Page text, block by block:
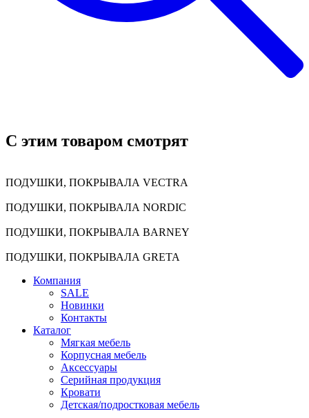
C этим товаром смотрят
ПОДУШКИ, ПОКРЫВАЛА VECTRA
ПОДУШКИ, ПОКРЫВАЛА NORDIC
ПОДУШКИ, ПОКРЫВАЛА BARNEY
ПОДУШКИ, ПОКРЫВАЛА GRETA
Компания
SALE
Новинки
Контакты
Каталог
Мягкая мебель
Корпусная мебель
Аксессуары
Серийная продукция
Кровати
Детская/подростковая мебель